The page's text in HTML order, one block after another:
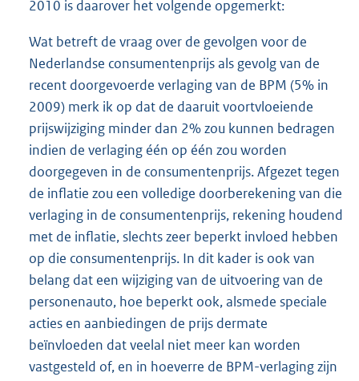
2010 is daarover het volgende opgemerkt:
Wat betreft de vraag over de gevolgen voor de
Nederlandse consumentenprijs als gevolg van de
recent doorgevoerde verlaging van de BPM (5% in
2009) merk ik op dat de daaruit voortvloeiende
prijswijziging minder dan 2% zou kunnen bedragen
indien de verlaging één op één zou worden
doorgegeven in de consumentenprijs. Afgezet tegen
de inflatie zou een volledige doorberekening van die
verlaging in de consumentenprijs, rekening houdend
met de inflatie, slechts zeer beperkt invloed hebben
op die consumentenprijs. In dit kader is ook van
belang dat een wijziging van de uitvoering van de
personenauto, hoe beperkt ook, alsmede speciale
acties en aanbiedingen de prijs dermate
beïnvloeden dat veelal niet meer kan worden
vastgesteld of, en in hoeverre de BPM-verlaging zijn